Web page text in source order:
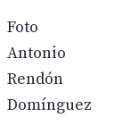
Foto
Antonio
Rendón
Domínguez